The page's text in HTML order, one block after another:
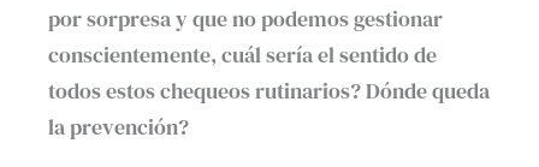
por sorpresa y que no podemos gestionar
conscientemente, cuál sería el sentido de
todos estos chequeos rutinarios? Dónde queda
la prevención?